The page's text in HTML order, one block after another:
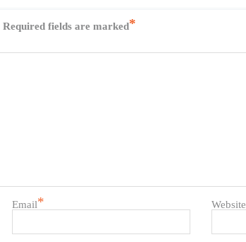
Required fields are marked*
Email* Website